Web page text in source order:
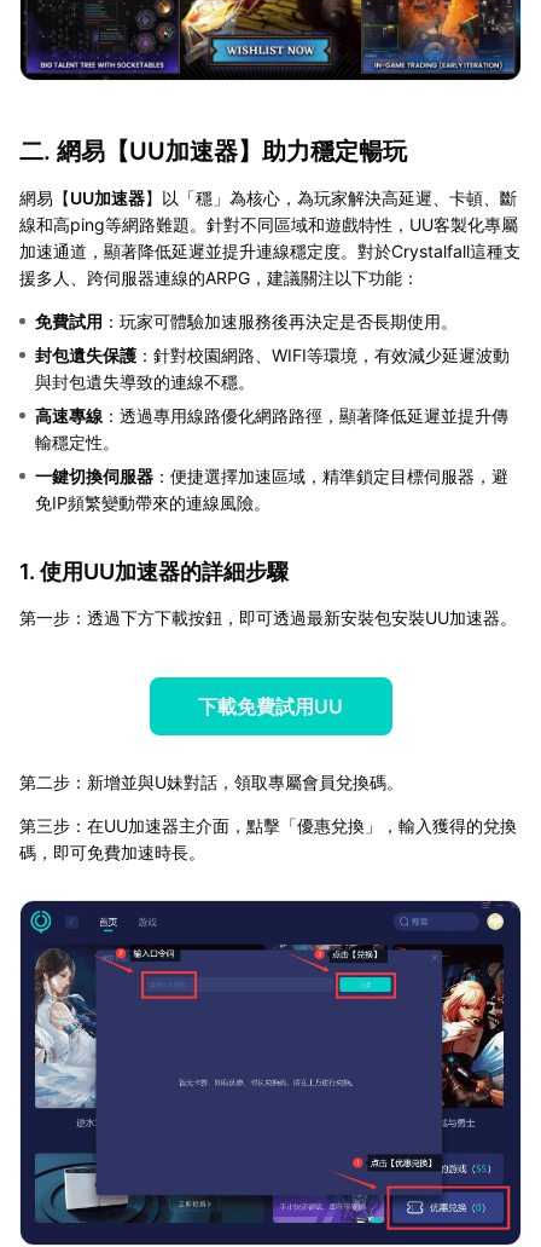
二. 網易【UU加速器】助力穩定暢玩
網易【UU加速器】以「穩」為核心，為玩家解決高延遲、卡頓、斷
線和高ping等網路難題。針對不同區域和遊戲特性，UU客製化專屬
加速通道，顯著降低延遲並提升連線穩定度。對於Crystalfall這種支
援多人、跨伺服器連線的ARPG，建議關注以下功能：
免費試用 ：玩家可體驗加速服務後再決定是否長期使用。
封包遺失保護 ：針對校園網路、WIFI等環境，有效減少延遲波動
與封包遺失導致的連線不穩。
高速專線 ：透過專用線路優化網路路徑，顯著降低延遲並提升傳
輸穩定性。
一鍵切換伺服器 ：便捷選擇加速區域，精準鎖定目標伺服器，避
免IP頻繁變動帶來的連線風險。
1. 使用UU加速器的詳細步驟
第一步：透過下方下載按鈕，即可透過最新安裝包安裝UU加速器。
下載免費試用UU
第二步：新增並與U妹對話，領取專屬會員兌換碼。
第三步：在UU加速器主介面，點擊「優惠兌換」，輸入獲得的兌換
碼，即可免費加速時長。